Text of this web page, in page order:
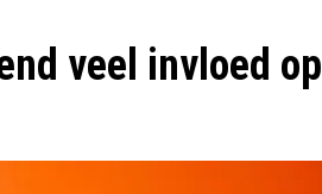
veel invloed op